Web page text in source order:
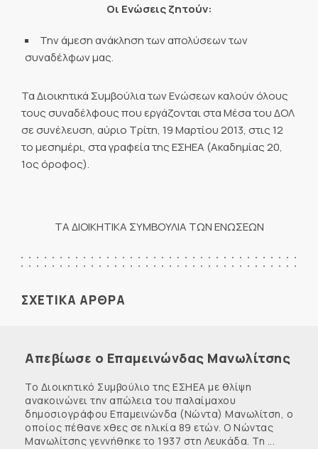
Οι Ενώσεις ζητούν:
Την άμεση ανάκληση των απολύσεων των
συναδέλφων μας.
Τα Διοικητικά Συμβούλια των Ενώσεων καλούν όλους
τους συναδέλφους που εργάζονται στα Μέσα του ΔΟΛ
σε συνέλευση, αύριο Τρίτη, 19 Μαρτίου 2013, στις 12
το μεσημέρι, στα γραφεία της ΕΣΗΕΑ (Ακαδημίας 20,
1ος όροφος).
ΤΑ ΔΙΟΙΚΗΤΙΚΑ ΣΥΜΒΟΥΛΙΑ ΤΩΝ ΕΝΩΣΕΩΝ
ΣΧΕΤΙΚΑ ΑΡΘΡΑ
Απεβίωσε ο Επαμεινώνδας Μανωλίτσης
Το Διοικητικό Συμβούλιο της ΕΣΗΕΑ με θλίψη
ανακοινώνει την απώλεια του παλαίμαχου
δημοσιογράφου Επαμεινώνδα (Νώντα) Μανωλίτση, ο
οποίος πέθανε χθες σε ηλικία 89 ετών. Ο Νώντας
Μανωλίτσης γεννήθηκε το 1937 στη Λευκάδα. Τη ...